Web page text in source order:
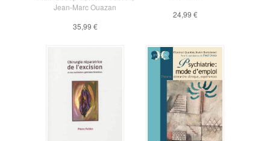
Jean-Marc Ouazan
35,99 €
24,99 €